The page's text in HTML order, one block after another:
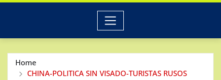
Home
CHINA-POLITICA SIN VISADO-TURISTAS RUSOS